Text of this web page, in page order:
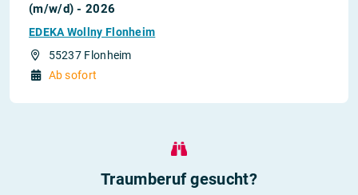
(m/w/d) - 2026
EDEKA Wollny Flonheim
55237 Flonheim
Ab sofort
Traumberuf gesucht?